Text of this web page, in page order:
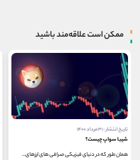
ممکن است علاقه‌مند باشید
تاریخ انتشار : ۳۱ مرداد ۱۴۰۰
شیبا سواپ چیست؟
همان طور که در دنیای فیزیکی صرافی های ارزهای...